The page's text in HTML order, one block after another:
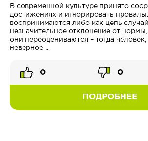
В современной культуре принято
достижениях и игнорировать
воспринимаются либо как цепь
незначительное отклонение от нормы,
они переоцениваются – тогда
неверное ...
ПОДРОБНЕЕ
0 0